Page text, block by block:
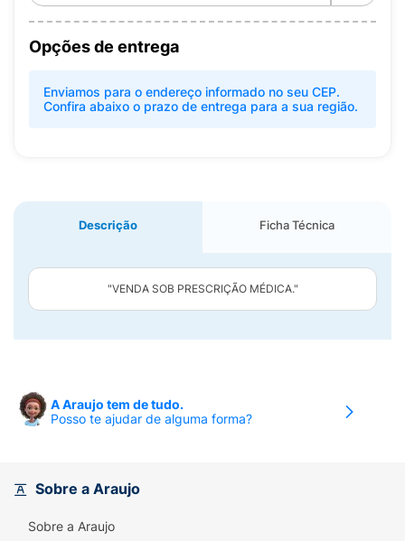
Opções de entrega
Enviamos para o endereço informado no seu CEP.
Confira abaixo o prazo de entrega para a sua região.
Descrição Ficha Técnica
"VENDA SOB PRESCRIÇÃO MÉDICA."
A Araujo tem de tudo.
Posso te ajudar de alguma forma?
Sobre a Araujo
Sobre a Araujo